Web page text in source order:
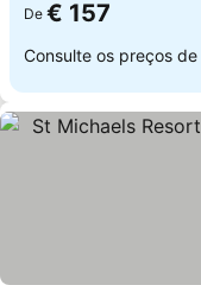
De € 157
Consulte os preços de